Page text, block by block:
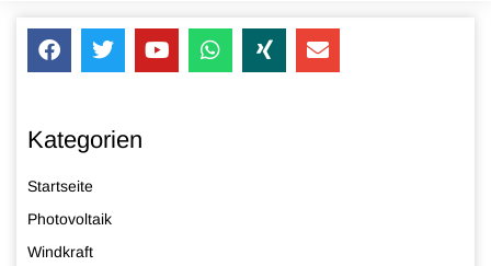
Kategorien
Startseite
Photovoltaik
Windkraft